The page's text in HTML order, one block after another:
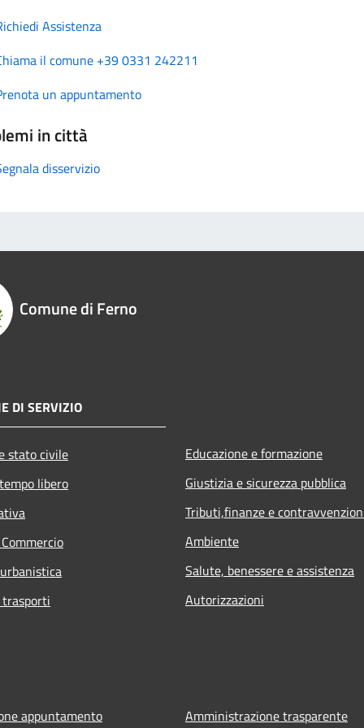
Assistenza
il comune +39 0331 242211
un appuntamento
in città
disservizio
Comune di Ferno
DI SERVIZIO
stato civile
libero
Educazione e formazione
Giustizia e sicurezza pubblica
Tributi,finanze e
Ambiente
Salute, benessere e assistenza
Autorizzazioni
appuntamento Amministrazione trasparente